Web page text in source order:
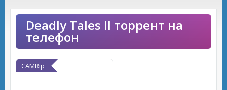
Deadly Tales II торрент на
телефон
CAMRip